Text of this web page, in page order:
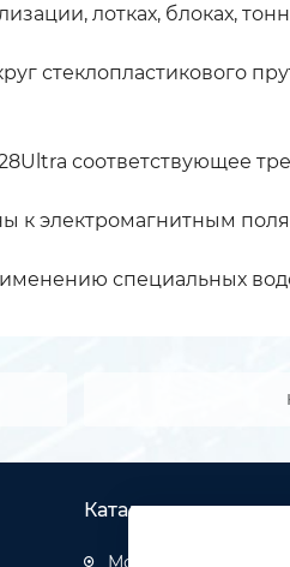
лотках, блоках,
стеклопластикового
соответствующее
к электромагнитным
специальных
Каталог товаров
Монтаж